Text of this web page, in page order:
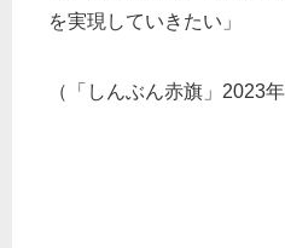
を実現していきたい」
（「しんぶん赤旗」2023